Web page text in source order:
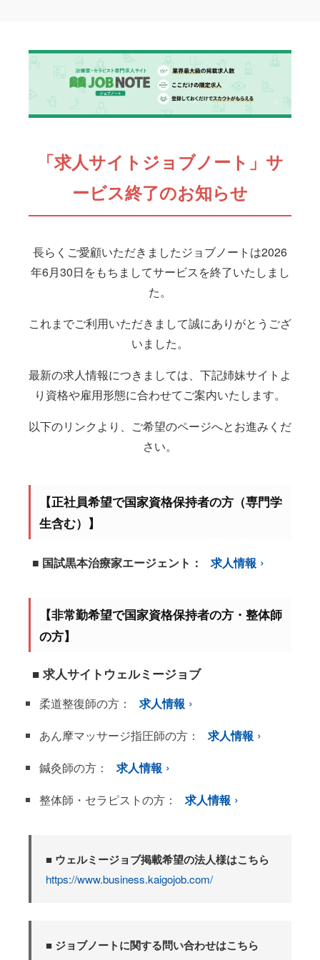
「求人サイトジョブノート」サ
ービス終了のお知らせ
長らくご愛顧いただきましたジョブノートは2026
年6月30日をもちましてサービスを終了いたしまし
た。
これまでご利用いただきまして誠にありがとうござ
いました。
最新の求人情報につきましては、下記姉妹サイトよ
り資格や雇用形態に合わせてご案内いたします。
以下のリンクより、ご希望のページへとお進みくだ
さい。
【正社員希望で国家資格保持者の方（専門学
生含む）】
■ 国試黒本治療家エージェント： 求人情報
【非常勤希望で国家資格保持者の方・整体師
の方】
■ 求人サイトウェルミージョブ
柔道整復師の方：
求人情報
あん摩マッサージ指圧師の方：
求人情報
鍼灸師の方：
求人情報
整体師・セラピストの方：
求人情報
■ ウェルミージョブ掲載希望の法人様はこちら
https://www.business.kaigojob.com/
■ ジョブノートに関する問い合わせはこちら